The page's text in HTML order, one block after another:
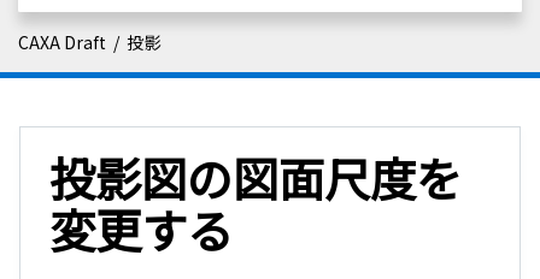
CAXA Draft 投影
投影図の図面尺度を
変更する